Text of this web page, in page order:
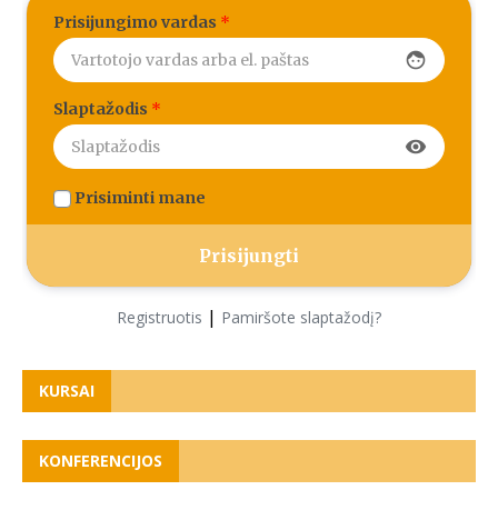
Prisijungimo vardas *
face
Slaptažodis *
visibility
Prisiminti mane
Registruotis | Pamiršote slaptažodį?
KURSAI
KONFERENCIJOS